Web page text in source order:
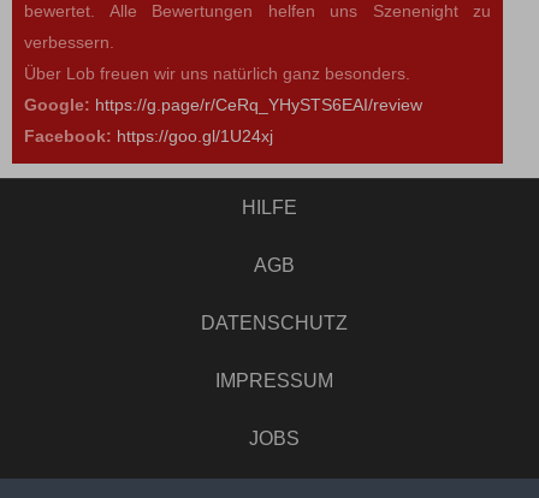
bewertet. Alle Bewertungen helfen uns Szenenight zu
verbessern.
Über Lob freuen wir uns natürlich ganz besonders.
Google: https://g.page/r/CeRq_YHySTS6EAI/review
Facebook: https://goo.gl/1U24xj
HILFE
AGB
DATENSCHUTZ
IMPRESSUM
JOBS